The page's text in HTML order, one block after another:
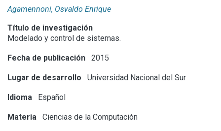
Agamennoni, Osvaldo Enrique
Título de investigación
Modelado y control de sistemas.
Fecha de publicación 2015
Lugar de desarrollo Universidad Nacional del Sur
Idioma Español
Materia Ciencias de la Computación